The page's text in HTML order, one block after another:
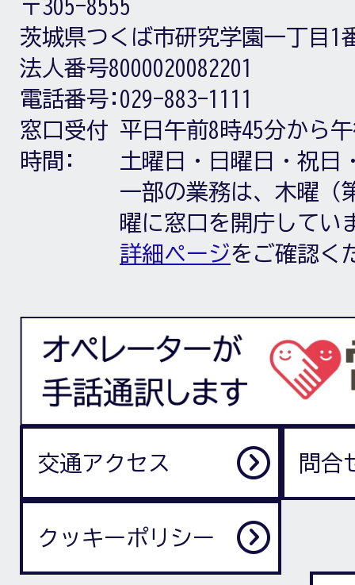
〒305-8555
茨城県つくば市研究学園一丁目1
法人番号8000020082201
電話番号: 029-883-1111
窓口受付
時間:
平日午前8時45分から
土曜日・日曜日・祝日
一部の業務は、木曜（
曜に窓口を開庁してい
詳細ページをご確認く
交通アクセス 問合
クッキーポリシー